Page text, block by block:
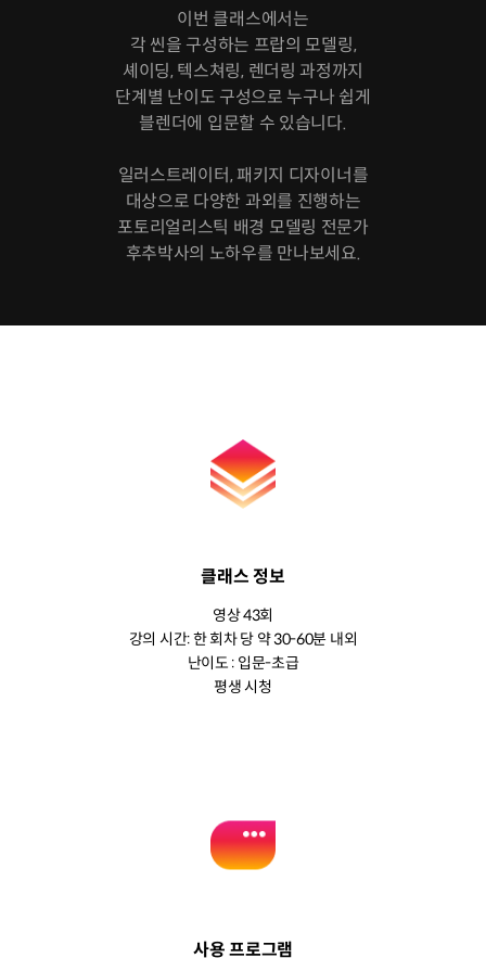
이번 클래스에서는
각 씬을 구성하는 프랍의 모델링,
셰이딩, 텍스쳐링, 렌더링 과정까지
단계별 난이도 구성으로 누구나 쉽게
블렌더에 입문할 수 있습니다.
일러스트레이터, 패키지 디자이너를
대상으로 다양한 과외를 진행하는
포토리얼리스틱 배경 모델링 전문가
후추박사의 노하우를 만나보세요.
클래스 정보
영상 43회
강의 시간: 한 회차 당 약 30-60분 내외
난이도 : 입문-초급
평생 시청
사용 프로그램